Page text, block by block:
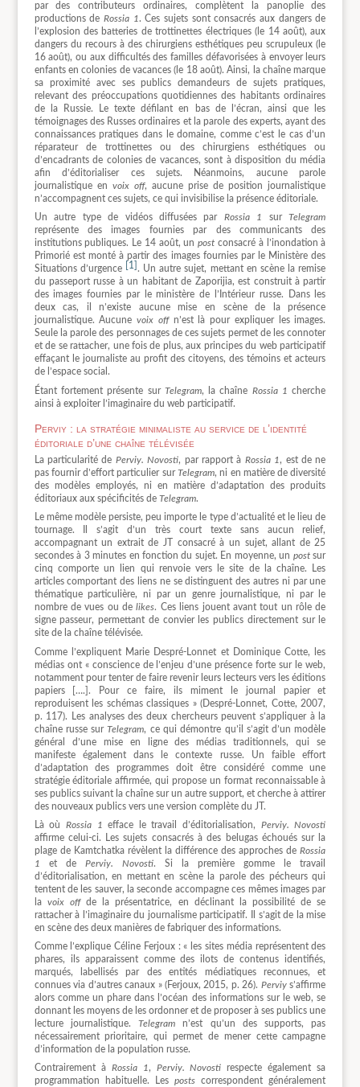
par des contributeurs ordinaires, complètent la panoplie des
productions de Rossia 1. Ces sujets sont consacrés aux dangers de
l’explosion des batteries de trottinettes électriques (le 14 août), aux
dangers du recours à des chirurgiens esthétiques peu scrupuleux (le
16 août), ou aux difficultés des familles défavorisées à envoyer leurs
enfants en colonies de vacances (le 18 août). Ainsi, la chaîne marque
sa proximité avec ses publics demandeurs de sujets pratiques,
relevant des préoccupations quotidiennes des habitants ordinaires
de la Russie. Le texte défilant en bas de l’écran, ainsi que les
témoignages des Russes ordinaires et la parole des experts, ayant des
connaissances pratiques dans le domaine, comme c’est le cas d’un
réparateur de trottinettes ou des chirurgiens esthétiques ou
d’encadrants de colonies de vacances, sont à disposition du média
afin d’éditorialiser ces sujets. Néanmoins, aucune parole
journalistique en voix off, aucune prise de position journalistique
n’accompagnent ces sujets, ce qui invisibilise la présence éditoriale.
Un autre type de vidéos diffusées par Rossia 1 surTelegram
représente des images fournies par des communicants des
institutions publiques. Le 14 août, unpost consacré à l’inondation à
Primorié est monté à partir des images fournies par le Ministère des
Situations d’urgence
[1] . Un autre sujet, mettant en scène la remise
du passeport russe à un habitant de Zaporijia, est construit à partir
des images fournies par le ministère de l’Intérieur russe. Dans les
deux cas, il n’existe aucune mise en scène de la présence
journalistique. Aucunevoix off n’est là pour expliquer les images.
Seule la parole des personnages de ces sujets permet de les connoter
et de se rattacher, une fois de plus, aux principes du web participatif
effaçant le journaliste au profit des citoyens, des témoins et acteurs
de l’espace social.
Étant fortement présente sur Telegram, la chaîne Rossia 1 cherche
ainsi à exploiter l’imaginaire du web participatif.
Perviy : la stratégie minimaliste au service de l’identité
éditoriale d’une chaîne télévisée
La particularité de Perviy. Novosti, par rapport à Rossia 1, est de ne
pas fournir d’effort particulier surTelegram, ni en matière de diversité
des modèles employés, ni en matière d’adaptation des produits
éditoriaux aux spécificités de Telegram.
Le même modèle persiste, peu importe le type d’actualité et le lieu de
tournage. Il s’agit d’un très court texte sans aucun relief,
accompagnant un extrait de JT consacré à un sujet, allant de 25
secondes à 3 minutes en fonction du sujet. En moyenne, un postsur
cinq comporte un lien qui renvoie vers le site de la chaîne. Les
articles comportant des liens ne se distinguent des autres ni par une
thématique particulière, ni par un genre journalistique, ni par le
nombre de vues ou delikes. Ces liens jouent avant tout un rôle de
signe passeur, permettant de convier les publics directement sur le
site de la chaîne télévisée.
Comme l’expliquent Marie Despré-Lonnet et Dominique Cotte, les
médias ont « conscience de l’enjeu d’une présence forte sur le web,
notamment pour tenter de faire revenir leurs lecteurs vers les éditions
papiers [….]. Pour ce faire, ils miment le journal papier et
reproduisent les schémas classiques » (Despré-Lonnet, Cotte, 2007,
p. 117). Les analyses des deux chercheurs peuvent s’appliquer à la
chaîne russe surTelegram, ce qui démontre qu’il s’agit d’un modèle
général d’une mise en ligne des médias traditionnels, qui se
manifeste également dans le contexte russe. Un faible effort
d’adaptation des programmes doit être considéré comme une
stratégie éditoriale affirmée, qui propose un format reconnaissable à
ses publics suivant la chaîne sur un autre support, et cherche à attirer
des nouveaux publics vers une version complète du JT.
Là où Rossia 1 efface le travail d’éditorialisation, Perviy. Novosti
affirme celui-ci. Les sujets consacrés à des belugas échoués sur la
plage de Kamtchatka révèlent la différence des approches deRossia
1
et de Perviy. Novosti. Si la première gomme le travail
d’éditorialisation, en mettant en scène la parole des pécheurs qui
tentent de les sauver, la seconde accompagne ces mêmes images par
la voix offde la présentatrice, en déclinant la possibilité de se
rattacher à l’imaginaire du journalisme participatif. Il s’agit de la mise
en scène des deux manières de fabriquer des informations.
Comme l’explique Céline Ferjoux : « les sites média représentent des
phares, ils apparaissent comme des ilots de contenus identifiés,
marqués, labellisés par des entités médiatiques reconnues, et
connues via d’autres canaux » (Ferjoux, 2015, p. 26). Perviys’affirme
alors comme un phare dans l’océan des informations sur le web, se
donnant les moyens de les ordonner et de proposer à ses publics une
lecture journalistique.Telegram n’est qu’un des supports, pas
nécessairement prioritaire, qui permet de mener cette campagne
d’information de la population russe.
Contrairement à Rossia 1, Perviy. Novosti respecte également sa
programmation habituelle. Lesposts correspondent généralement